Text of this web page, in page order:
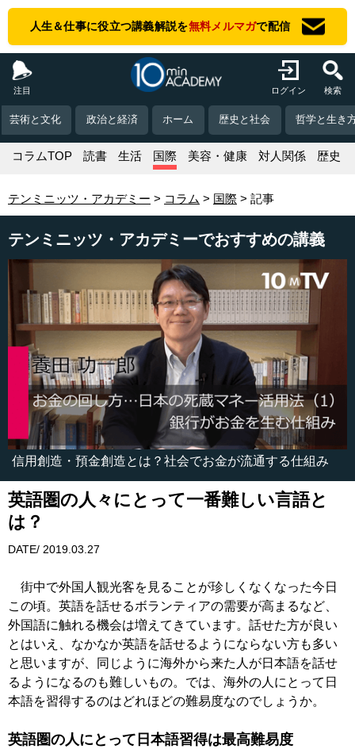
人生＆仕事に役立つ講義解説を無料メルマガで配信
注目 ログイン 検索
芸術と文化 政治と経済 ホーム 歴史と社会 哲学と生き
コラムTOP 読書 生活 国際 美容・健康 対人関係 歴史
テンミニッツ・アカデミー コラム 国際 記事
テンミニッツ・アカデミーでおすすめの講義
信用創造・預金創造とは？社会でお金が流通する仕組み
英語圏の人々にとって一番難しい言語と
は？
DATE/ 2019.03.27
街中で外国人観光客を見ることが珍しくなくなった今日
この頃。英語を話せるボランティアの需要が高まるなど、
外国語に触れる機会は増えてきています。話せた方が良い
とはいえ、なかなか英語を話せるようにならない方も多い
と思いますが、同じように海外から来た人が日本語を話せ
るようになるのも難しいもの。では、海外の人にとって日
本語を習得するのはどれほどの難易度なのでしょうか。
英語圏の人にとって日本語習得は最高難易度